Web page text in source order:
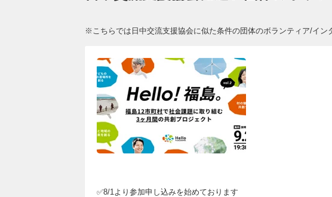
※こちらでは日中交流支援協会に似た条件の団体のボランティア/イン
✅8/1より参加申し込みを始めております